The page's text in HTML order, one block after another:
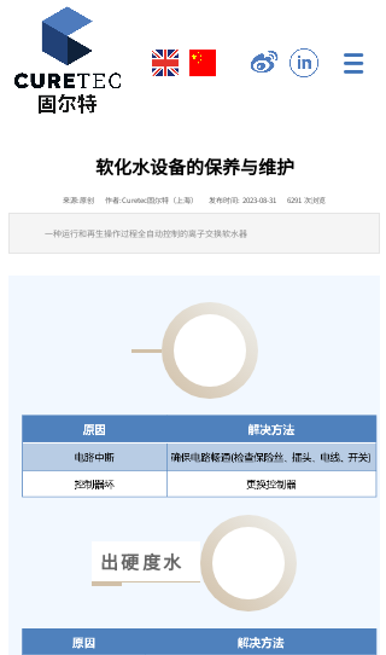
软化水设备的保养与维护
来源:原创 作者:Curetec固尔特（上海） 发布时间: 2023-08-31 6291 次浏览
一种运行和再生操作过程全自动控制的离子交换软水器
出硬度水